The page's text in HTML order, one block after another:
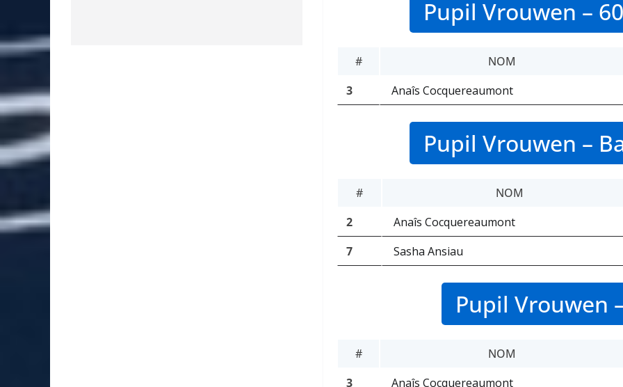
Pupil Vrouwen –
#
NOM
3
Anaîs Cocquereaumont
Pupil Vrouwen –
#
NOM
2
Anaîs Cocquereaumont
7
Sasha Ansiau
Pupil Vrouwen
#
NOM
3
Anaîs Cocquereaumont